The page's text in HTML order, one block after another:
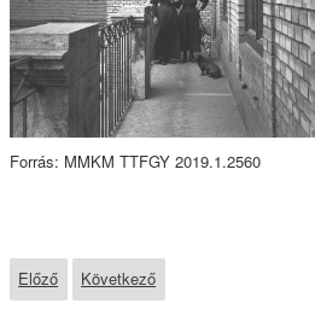
Forrás: MMKM TTFGY 2019.1.2560
Előző Következő